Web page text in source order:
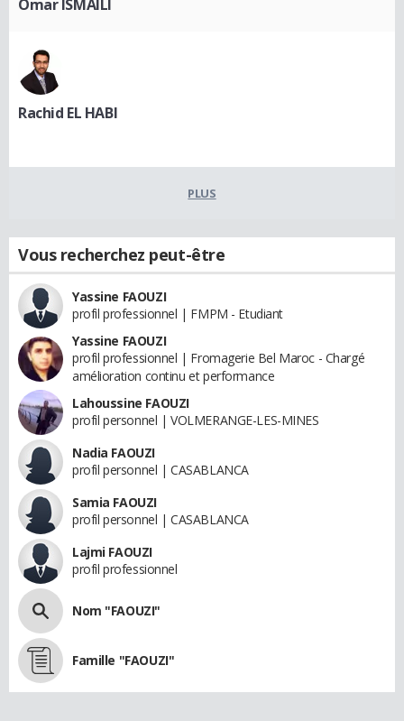
Omar ISMAILI
Rachid EL HABI
PLUS
Vous recherchez peut-être
Yassine FAOUZI
profil professionnel | FMPM - Etudiant
Yassine FAOUZI
profil professionnel | Fromagerie Bel Maroc - Chargé
amélioration continu et performance
Lahoussine FAOUZI
profil personnel | VOLMERANGE-LES-MINES
Nadia FAOUZI
profil personnel | CASABLANCA
Samia FAOUZI
profil personnel | CASABLANCA
Lajmi FAOUZI
profil professionnel
Nom "FAOUZI"
Famille "FAOUZI"